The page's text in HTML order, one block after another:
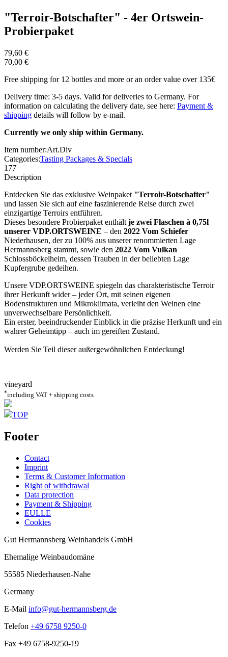
"Terroir-Botschafter" - 4er Ortswein-
Probierpaket
79,60 €
70,00 €
Free shipping for 12 bottles and more or an order value over 135€
Delivery time: 3-5 days. Valid for deliveries to Germany. For
information on calculating the delivery date, see here: Payment &
shipping details will follow by e-mail.
Currently we only ship within Germany.
Item number:Art.Div
Categories:Tasting Packages & Specials
177
Description
Entdecken Sie das exklusive Weinpaket "Terroir-Botschafter"
und lassen Sie sich auf eine faszinierende Reise durch zwei
einzigartige Terroirs entführen.
Dieses besondere Probierpaket enthält je zwei Flaschen à 0,75l
unserer VDP.ORTSWEINE – den 2022 Vom Schiefer
Niederhausen, der zu 100% aus unserer renommierten Lage
Hermannsberg stammt, sowie den 2022 Vom Vulkan
Schlossböckelheim, dessen Trauben in der beliebten Lage
Kupfergrube gedeihen.
Unsere VDP.ORTSWEINE spiegeln das charakteristische Terroir
ihrer Herkunft wider – jeder Ort, mit seinen eigenen
Bodenstrukturen und Mikroklimata, verleiht den Weinen eine
unverwechselbare Persönlichkeit.
Ein erster, beeindruckender Einblick in die präzise Herkunft und ein
wahrer Geheimtipp – auch im gereiften Zustand.
Werden Sie Teil dieser außergewöhnlichen Entdeckung!
vineyard
*including VAT + shipping costs
TOP
Footer
Contact
Imprint
Terms & Customer Information
Right of withdrawal
Data protection
Payment & Shipping
EULLE
Cookies
Gut Hermannsberg Weinhandels GmbH
Ehemalige Weinbaudomäne
55585 Niederhausen-Nahe
Germany
E-Mail info@gut-hermannsberg.de
Telefon +49 6758 9250-0
Fax +49 6758-9250-19